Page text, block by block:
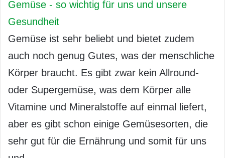
Gemüse - so wichtig für uns und unsere
Gesundheit
Gemüse ist sehr beliebt und bietet zudem
auch noch genug Gutes, was der menschliche
Körper braucht. Es gibt zwar kein Allround-
oder Supergemüse, was dem Körper alle
Vitamine und Mineralstoffe auf einmal liefert,
aber es gibt schon einige Gemüsesorten, die
sehr gut für die Ernährung und somit für uns